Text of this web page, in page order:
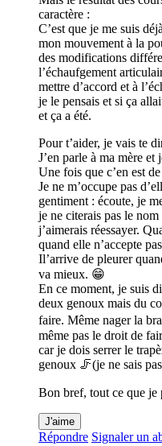
caractère :
C’est que je me suis
mon mouvement à la
des modifications
l’échaufgement
mettre d’accord et à
je le pensais et si ça
et ça a été.
Pour t’aider, je vais te
J’en parle à ma mère
Une fois que c’en est
Je ne m’occupe pas
gentiment : écoute, je
je ne citerais pas le
j’aimerais réessayer.
quand elle n’accepte
Il’arrive de pleurer
va mieux. 😁
En ce moment, je suis
deux genoux mais du
faire. Même nager la
même pas le droit de
car je dois serrer le
genoux 🦵(je ne sais
Bon bref, tout ce que je
J'aime
Répondre Signaler un